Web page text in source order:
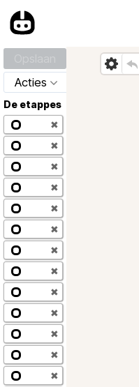
Acties
De etappes
✖
✖
✖
✖
✖
✖
✖
✖
✖
✖
✖
✖
✖